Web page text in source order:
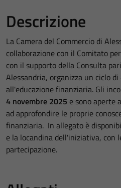
Descrizione
La Camera del Commercio di
collaborazione con il Comitato
con il supporto della Consulta
Alessandria, organizza un ciclo
all'educazione finanziaria. Gli
4 novembre 2025 e sono aperte
ad approfondire le proprie
finanziaria. In allegato è
e la locandina dell'iniziativa, con
partecipazione.